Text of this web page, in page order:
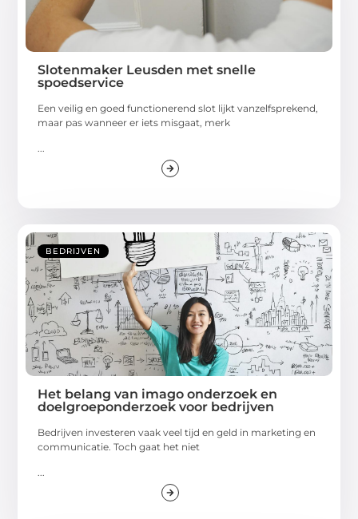
Slotenmaker Leusden met snelle
spoedservice
Een veilig en goed functionerend slot lijkt vanzelfsprekend,
maar pas wanneer er iets misgaat, merk
...
BEDRIJVEN
Het belang van imago onderzoek en
doelgroeponderzoek voor bedrijven
Bedrijven investeren vaak veel tijd en geld in marketing en
communicatie. Toch gaat het niet
...